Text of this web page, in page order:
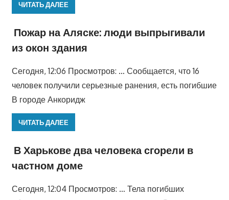
ЧИТАТЬ ДАЛЕЕ
Пожар на Аляске: люди выпрыгивали
из окон здания
Сегодня, 12:06 Просмотров: … Сообщается, что 16
человек получили серьезные ранения, есть погибшие
В городе Анкоридж
ЧИТАТЬ ДАЛЕЕ
В Харькове два человека сгорели в
частном доме
Сегодня, 12:04 Просмотров: … Тела погибших